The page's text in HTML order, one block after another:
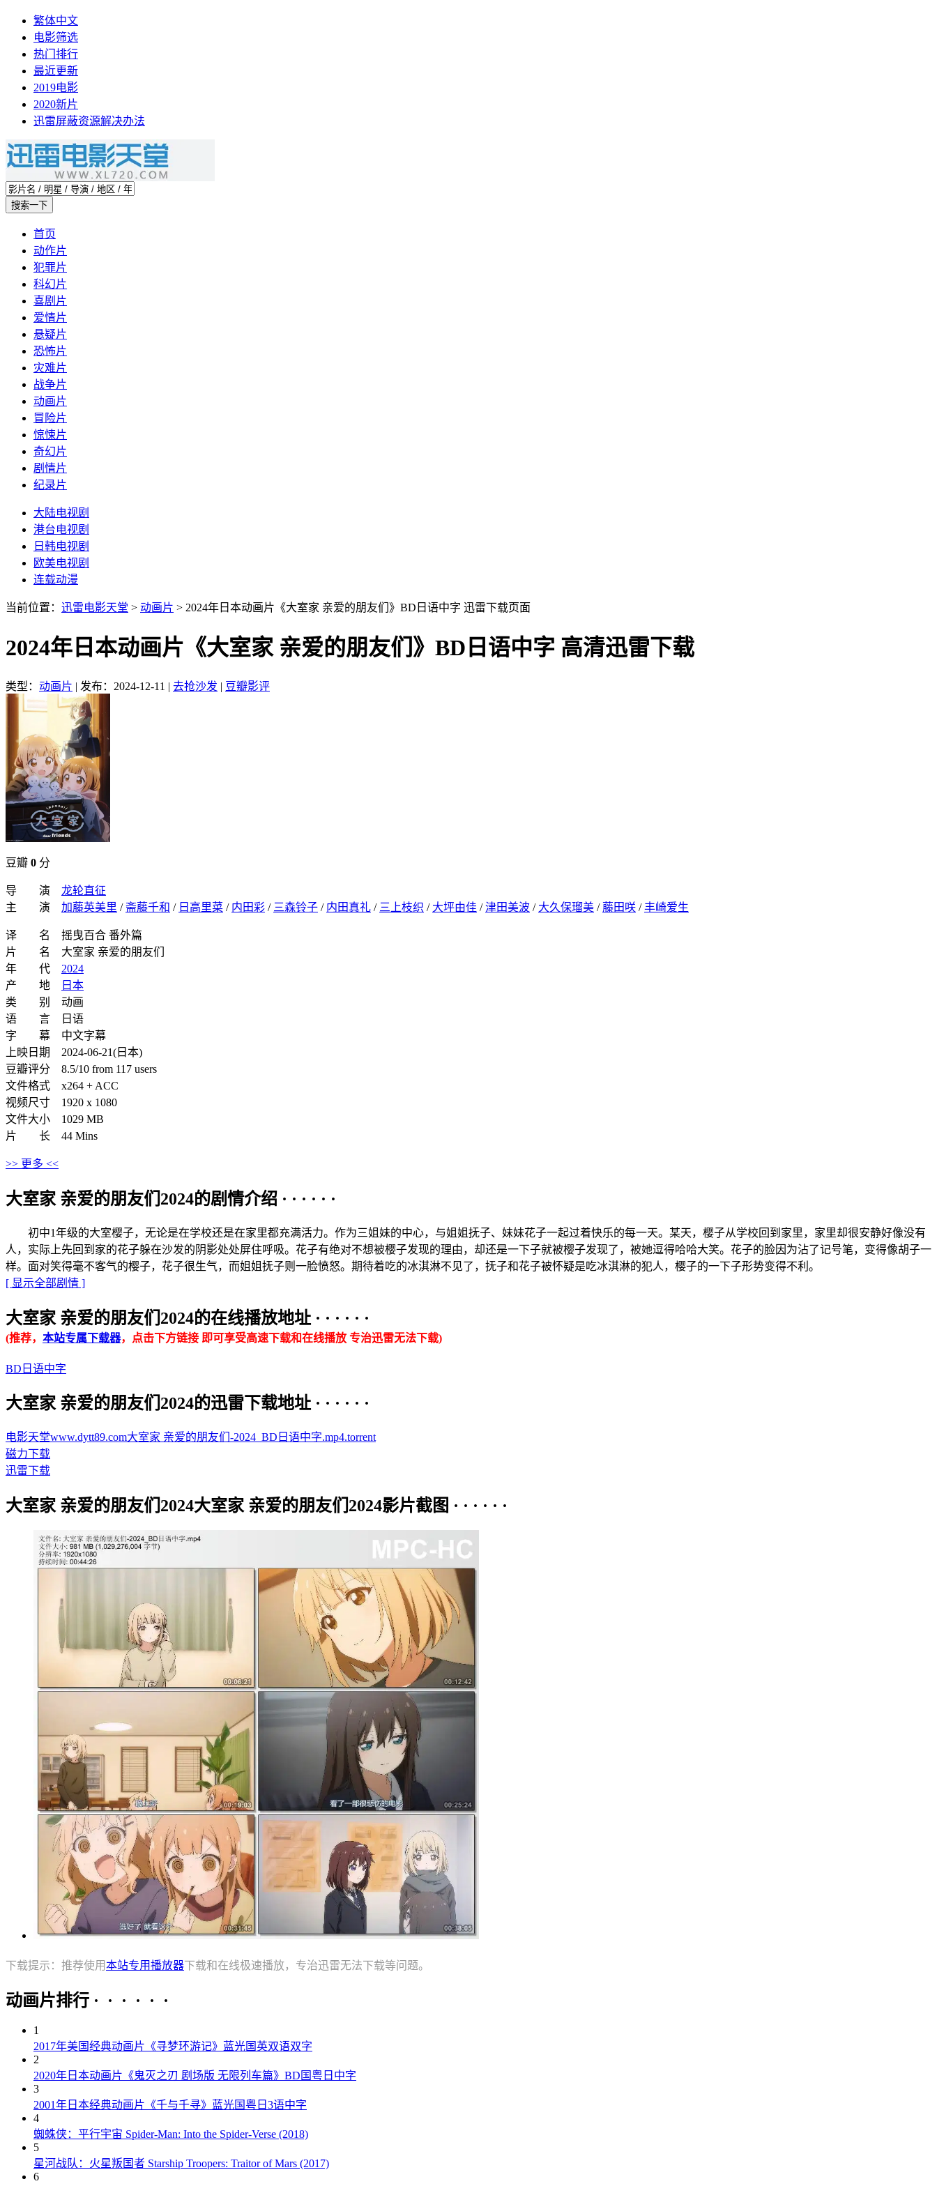
繁体中文
电影筛选
热门排行
最近更新
2019电影
2020新片
迅雷屏蔽资源解决办法
首页
动作片
犯罪片
科幻片
喜剧片
爱情片
悬疑片
恐怖片
灾难片
战争片
动画片
冒险片
惊悚片
奇幻片
剧情片
纪录片
大陆电视剧
港台电视剧
日韩电视剧
欧美电视剧
连载动漫
当前位置： 迅雷电影天堂 > 动画片 > 2024年日本动画片《大室家 亲爱的朋友们》BD日语中字 迅雷下载页面
2024年日本动画片《大室家 亲爱的朋友们》BD日语中字 高清迅雷下载
类型： 动画片 | 发布：2024-12-11 | 去抢沙发 | 豆瓣影评
豆瓣 0 分
导 演 龙轮直征
主 演 加藤英美里 /斋藤千和 / 日高里菜 / 内田彩 / 三森铃子 / 内田真礼 / 三上枝织 / 大坪由佳 /津田美波 / 大久保瑠美 / 藤田咲 /丰崎爱生
译 名 摇曳百合 番外篇
片 名 大室家 亲爱的朋友们
年 代 2024
产 地
日本
类 别 动画
语 言 日语
字 幕 中文字幕
上映日期 2024-06-21(日本)
豆瓣评分 8.5/10 from 117 users
文件格式 x264 + ACC
视频尺寸 1920 x 1080
文件大小 1029 MB
片 长 44 Mins
>> 更多 <<
大室家 亲爱的朋友们2024的剧情介绍 · · · · · ·
初中1年级的大室樱子，无论是在学校还是在家里都充满活力。作为三姐妹的中心，与姐姐抚子、妹妹花子一起过着快乐的每一天。某天，樱子从学校回到家里，家里却很安静好像没有
人，实际上先回到家的花子躲在沙发的阴影处处屏住呼吸。花子有绝对不想被樱子发现的理由，却还是一下子就被樱子发现了，被她逗得哈哈大笑。花子的脸因为沾了记号笔，变得像胡子一
样。面对笑得毫不客气的樱子，花子很生气，而姐姐抚子则一脸愤怒。期待着吃的冰淇淋不见了，抚子和花子被怀疑是吃冰淇淋的犯人，樱子的一下子形势变得不利。
[ 显示全部剧情 ]
大室家 亲爱的朋友们2024的在线播放地址 · · · · · ·
(推荐， 本站专属下载器，点击下方链接 即可享受高速下载和在线播放 专治迅雷无法下载)
BD日语中字
大室家 亲爱的朋友们2024的迅雷下载地址 · · · · · ·
电影天堂www.dytt89.com大室家 亲爱的朋友们-2024_BD日语中字.mp4.torrent
磁力下载
迅雷下载
大室家 亲爱的朋友们2024大室家 亲爱的朋友们2024影片截图 · · · · · ·
下载提示：推荐使用本站专用播放器下载和在线极速播放，专治迅雷无法下载等问题。
动画片排行 · · · · · ·
1
2017年美国经典动画片《寻梦环游记》蓝光国英双语双字
2
2020年日本动画片《鬼灭之刃 剧场版 无限列车篇》BD国粤日中字
3
2001年日本经典动画片《千与千寻》蓝光国粤日3语中字
4
蜘蛛侠：平行宇宙 Spider-Man: Into the Spider-Verse (2018)
5
星河战队：火星叛国者 Starship Troopers: Traitor of Mars (2017)
6